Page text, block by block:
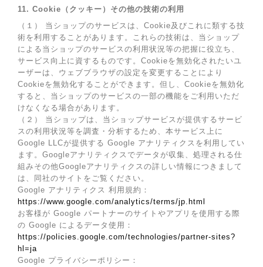
11. Cookie（クッキー）その他の技術の利用
（１） 当ショップのサービスは、Cookie及びこれに類する技
術を利用することがあります。これらの技術は、当ショップ
による当ショップのサービスの利用状況等の把握に役立ち、
サービス向上に資するものです。Cookieを無効化されたいユ
ーザーは、ウェブブラウザの設定を変更することにより
Cookieを無効化することができます。但し、Cookieを無効化
すると、当ショップのサービスの一部の機能をご利用いただ
けなくなる場合があります。
（２） 当ショップは、当ショップサービスが提供するサービ
スの利用状況等を調査・分析するため、本サービス上に
Google LLCが提供する Google アナリティクスを利用してい
ます。Googleアナリティクスでデータが収集、処理される仕
組みその他Googleアナリティクスの詳しい情報につきまして
は、同社のサイトをご覧ください。
Google アナリティクス 利用規約：
https://www.google.com/analytics/terms/jp.html
お客様が Google パートナーのサイトやアプリを使用する際
の Google によるデータ使用：
https://policies.google.com/technologies/partner-sites?
hl=ja
Google プライバシーポリシー：